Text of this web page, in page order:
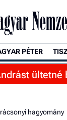
PÉTER
ültetné
hagyomány